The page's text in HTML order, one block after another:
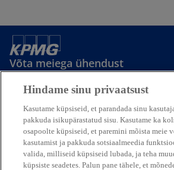
Võta meiega ühendust
Meedia
Ettevõttest
o o o
Hindame sinu privaatsust
Kasutame küpsiseid, et parandada sinu
pakkuda isikupärastatud sisu. Kasutame ka
osapoolte küpsiseid, et paremini mõista meie
kasutamist ja pakkuda sotsiaalmeedia
valida, milliseid küpsiseid lubada, ja teha
küpsiste seadetes. Palun pane tähele, et